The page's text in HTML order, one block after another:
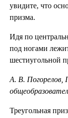
увидите, что
призма.
Идя по
под ногами
шестиугольной
А. В. Погорелов,
Треугольная